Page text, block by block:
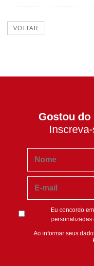
VOLTAR
Gostou
Eu concordo
personalizadas
Ao informar seus